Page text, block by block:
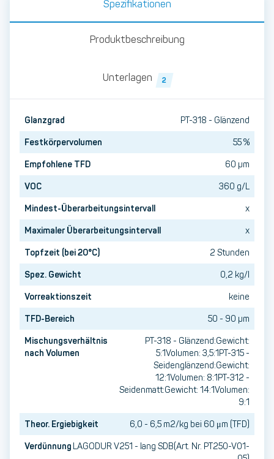
Spezifikationen
Produktbeschreibung
Unterlagen 2
Glanzgrad
PT-318 - Glänzend
Festkörpervolumen
55 %
Empfohlene TFD
60 µm
VOC
360 g/L
Mindest-Überarbeitungsintervall
x
Maximaler Überarbeitungsintervall
x
Topfzeit (bei 20°C)
2 Stunden
Spez. Gewicht
0,2 kg/l
Vorreaktionszeit
keine
TFD-Bereich
50 - 90 µm
Mischungsverhältnis
nach Volumen
PT-318 - Glänzend:Gewicht:
5:1Volumen: 3,5:1PT-315 -
Seidenglänzend:Gewicht:
12:1Volumen: 8:1PT-312 -
Seidenmatt:Gewicht: 14:1Volumen:
9:1
Theor. Ergiebigkeit
6,0 - 6,5 m2/kg bei 60 μm (TFD)
Verdünnung LAGODUR V251 - lang SDB(Art. Nr. PT250-V01-